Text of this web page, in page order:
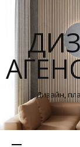
Дизайн,